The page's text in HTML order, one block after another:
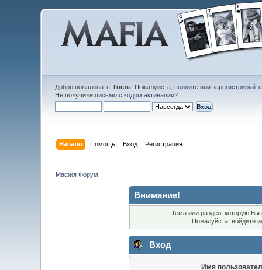
Добро пожаловать, Гость. Пожалуйста, войдитеили
Не получили письмо с кодом активации?
Начало Помощь Вход Регистрация
Мафия Форум
Внимание!
Тема или раздел, которую Вы
Пожалуйста, войдите
Вход
Имя